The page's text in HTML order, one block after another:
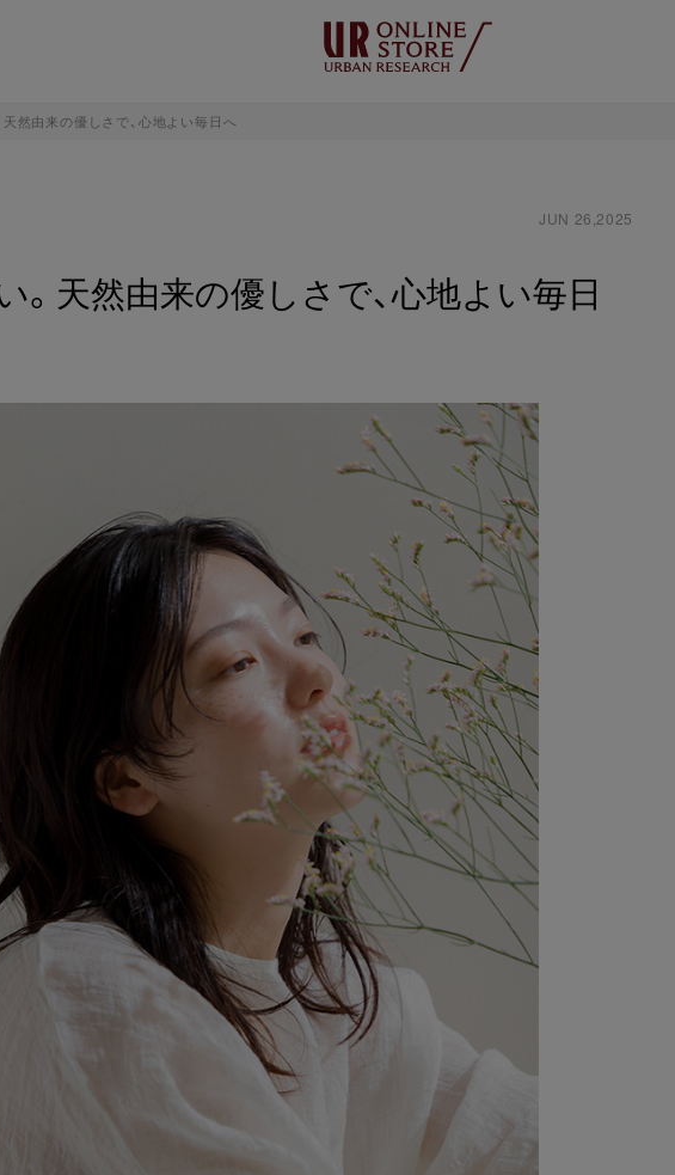
天然由来の優しさで、心地よい毎日へ
JUN 26,2025
。天然由来の優しさで、心地よい毎日